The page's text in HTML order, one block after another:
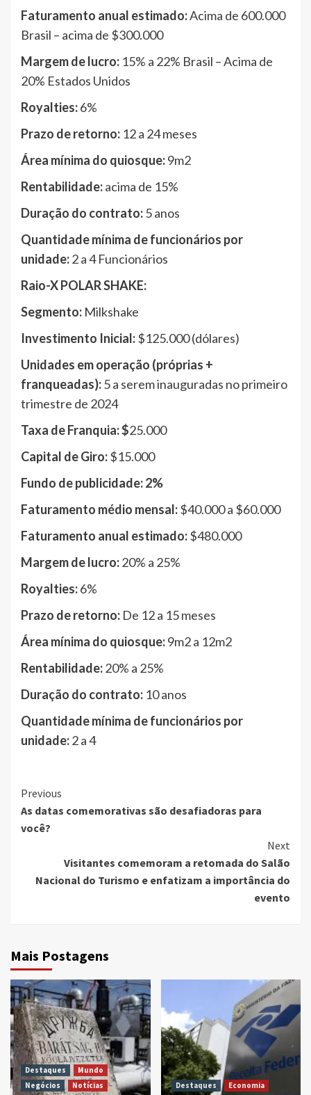
Faturamento anual estimado:Acima de 600.000
Brasil – acima de $300.000
Margem de lucro: 15% a 22% Brasil – Acima de
20% Estados Unidos
Royalties:6%
Prazo de retorno: 12 a 24 meses
Área mínima do quiosque:9m2
Rentabilidade:acima de 15%
Duração do contrato:5 anos
Quantidade mínima de funcionários por
unidade:2 a 4 Funcionários
Raio-X POLAR SHAKE:
Segmento: Milkshake
Investimento Inicial:$125.000 (dólares)
Unidades em operação (próprias +
franqueadas):5 a serem inauguradas no primeiro
trimestre de 2024
Taxa de Franquia: $25.000
Capital de Giro:$15.000
Fundo de publicidade: 2%
Faturamento médio mensal:$40.000 a $60.000
Faturamento anual estimado:$480.000
Margem de lucro:20% a 25%
Royalties:6%
Prazo de retorno: De 12 a 15 meses
Área mínima do quiosque:9m2 a 12m2
Rentabilidade:20% a 25%
Duração do contrato: 10 anos
Quantidade mínima de funcionários por
unidade:2 a 4
Continue
Reading
Previous
As datas comemorativas são desafiadoras para
você?
Next
Visitantes comemoram a retomada do Salão
Nacional do Turismo e enfatizam a importância do
evento
Mais Postagens
Destaques
Mundo
Negócios
Notícias
Destaques
Economia